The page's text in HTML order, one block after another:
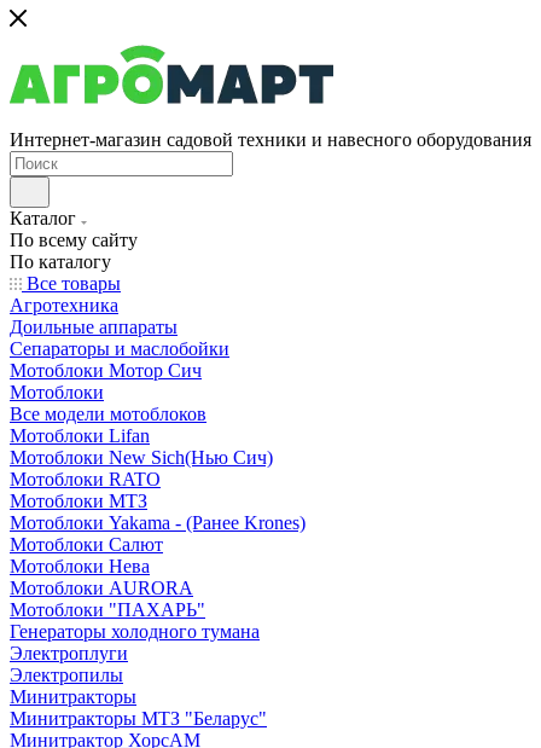
Интернет-магазин садовой техники и навесного оборудования
Каталог
По всему сайту
По каталогу
Все товары
Агротехника
Доильные аппараты
Сепараторы и маслобойки
Мотоблоки Мотор Сич
Мотоблоки
Все модели мотоблоков
Мотоблоки Lifan
Мотоблоки New Sich(Нью Сич)
Мотоблоки RATO
Мотоблоки МТЗ
Мотоблоки Yakama - (Ранее Krones)
Мотоблоки Салют
Мотоблоки Нева
Мотоблоки AURORA
Мотоблоки "ПАХАРЬ"
Генераторы холодного тумана
Электроплуги
Электропилы
Минитракторы
Минитракторы МТЗ "Беларус"
Минитрактор ХорсАМ